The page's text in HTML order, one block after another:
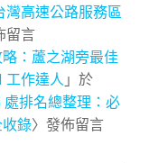
灣高速公路服務區
留言
：蘆之湖旁最佳
工作達人 」於
排名總整理：必
錄〉發佈留言